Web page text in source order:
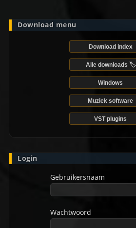
Download menu
Download index
Alle downloads 🏷️
Windows
Muziek software
VST plugins
Login
Gebruikersnaam
Wachtwoord